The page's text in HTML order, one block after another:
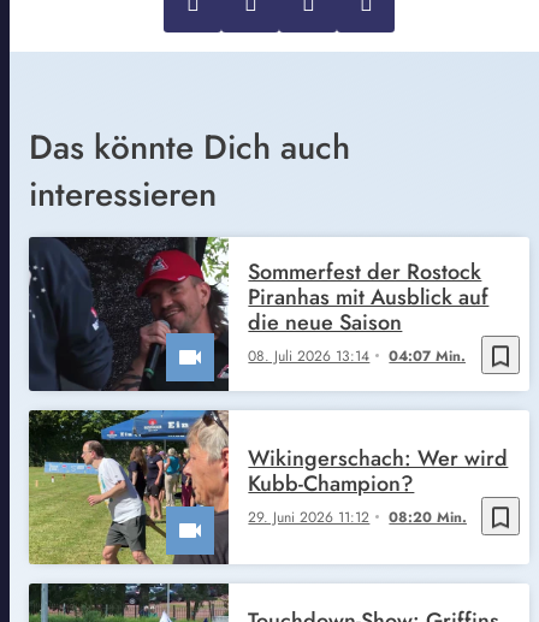
Das könnte Dich auch
interessieren
bookmark_border
08. Juli 2026 13:14 04:07 Min.
Sommerfest der Rostock
Piranhas mit Ausblick auf
die neue Saison
bookmark_border
29. Juni 2026 11:12 08:20 Min.
Wikingerschach: Wer wird
Kubb-Champion?